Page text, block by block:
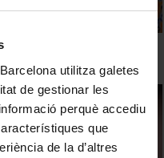
utilitza galetes
de gestionar les
perquè accediu
que
de la d’altres
de la malària?